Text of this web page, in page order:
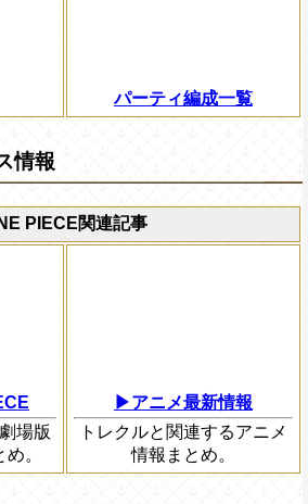
パーティ編成一覧
情報
PIECE関連記事
場版
。
▶アニメ最新情報
トレクルと関連するアニメ
情報まとめ。